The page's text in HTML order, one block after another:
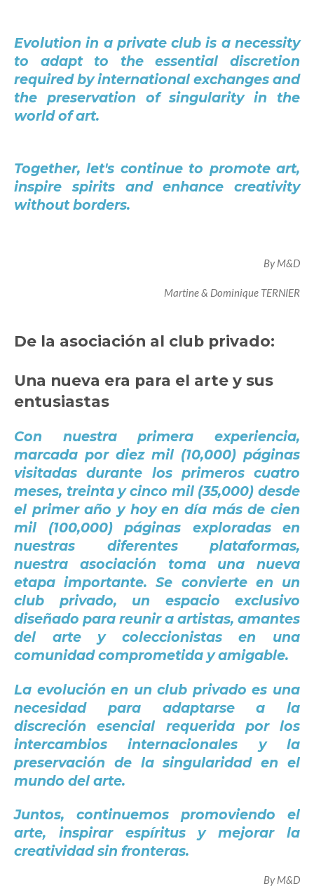
Evolution in a private club is a necessity
to adapt to the essential discretion
required by international exchanges and
the preservation of singularity in the
world of art.
Together, let's continue to promote art,
inspire spirits and enhance creativity
without borders.
By M&D
Martine & Dominique TERNIER
De la asociación al club privado:
Una nueva era para el arte y sus
entusiastas
Con nuestra primera experiencia,
marcada por diez mil (10,000) páginas
visitadas durante los primeros cuatro
meses, treinta y cinco mil (35,000) desde
el primer año y hoy en día más de cien
mil (100,000) páginas exploradas en
nuestras diferentes plataformas,
nuestra asociación toma una nueva
etapa importante. Se convierte en un
club privado, un espacio exclusivo
diseñado para reunir a artistas, amantes
del arte y coleccionistas en una
comunidad comprometida y amigable.
La evolución en un club privado es una
necesidad para adaptarse a la
discreción esencial requerida por los
intercambios internacionales y la
preservación de la singularidad en el
mundo del arte.
Juntos, continuemos promoviendo el
arte, inspirar espíritus y mejorar la
creatividad sin fronteras.
By M&D